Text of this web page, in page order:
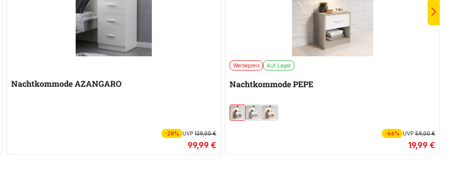
Nachtkommode AZANGARO
-28% UVP139,00 €
99,99 €
Werbepreis Auf Lager
Nachtkommode PEPE
-66% UVP 59,00 €
19,99 €